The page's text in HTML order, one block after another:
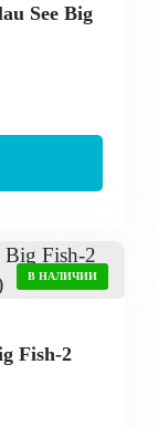
See Big
В НАЛИЧИИ
Fish-2